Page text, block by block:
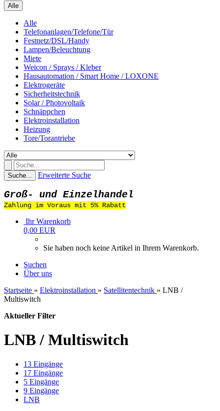
Alle
Alle
Telefonanlagen/Telefone/Tür
Festnetz/DSL/Handy
Lampen/Beleuchtung
Miete
Weicon / Sprays / Kleber
Hausautomation / Smart Home / LOXONE
Elektrogeräte
Sicherheitstechnik
Solar / Photovoltaik
Schnäppchen
Elektroinstallation
Heizung
Tore/Torantriebe
Suche... Erweiterte Suche
Groß- und Einzelhandel
Zahlung im Voraus mit 5% Rabatt
Ihr Warenkorb
0,00 EUR
Sie haben noch keine Artikel in Ihrem Warenkorb.
Suchen
Über uns
Startseite » Elektroinstallation » Satellitentechnik » LNB /
Multiswitch
Aktueller Filter
LNB / Multiswitch
13 Eingänge
17 Eingänge
5 Eingänge
9 Eingänge
LNB